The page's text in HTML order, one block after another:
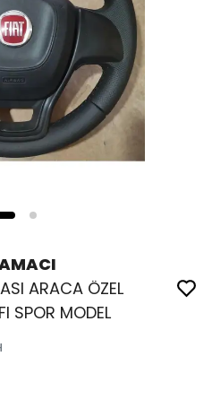
ARACA ÖZEL
SPOR MODEL